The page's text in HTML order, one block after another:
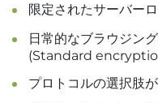
限定されたサーバー
日常的なブラウジン
(Standard
プロトコルの選択肢